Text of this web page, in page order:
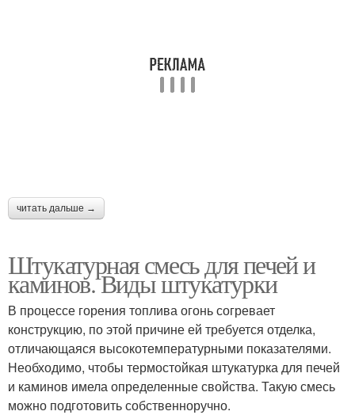
читать дальше →
Штукатурная смесь для печей и
каминов. Виды штукатурки
В процессе горения топлива огонь согревает
конструкцию, по этой причине ей требуется отделка,
отличающаяся высокотемпературными показателями.
Необходимо, чтобы термостойкая штукатурка для печей
и каминов имела определенные свойства. Такую смесь
можно подготовить собственноручно.